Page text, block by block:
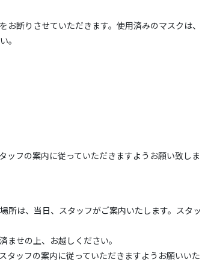
断りさせていただきます。使用済みのマスクは、
。
フの案内に従っていただきますようお願い致しま
は、当日、スタッフがご案内いたします。スタッ
せの上、お越しください。
タッフの案内に従っていただきますようお願いいた